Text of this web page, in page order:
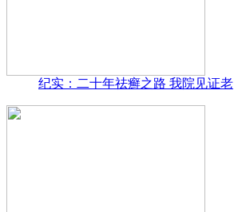
纪实：二十年祛癣之路 我院见证老